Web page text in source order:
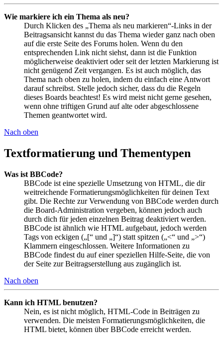
Wie markiere ich ein Thema als neu?
Durch Klicken des „Thema als neu markieren“-Links in der
Beitragsansicht kannst du das Thema wieder ganz nach oben
auf die erste Seite des Forums holen. Wenn du den
entsprechenden Link nicht siehst, dann ist die Funktion
möglicherweise deaktiviert oder seit der letzten Markierung ist
nicht genügend Zeit vergangen. Es ist auch möglich, das
Thema nach oben zu holen, indem du einfach eine Antwort
darauf schreibst. Stelle jedoch sicher, dass du die Regeln
dieses Boards beachtest! Es wird meist nicht gerne gesehen,
wenn ohne triftigen Grund auf alte oder abgeschlossene
Themen geantwortet wird.
Nach oben
Textformatierung und Thementypen
Was ist BBCode?
BBCode ist eine spezielle Umsetzung von HTML, die dir
weitreichende Formatierungsmöglichkeiten für deinen Text
gibt. Die Rechte zur Verwendung von BBCode werden durch
die Board-Administration vergeben, können jedoch auch
durch dich für jeden einzelnen Beitrag deaktiviert werden.
BBCode ist ähnlich wie HTML aufgebaut, jedoch werden
Tags von eckigen („[“ und „]“) statt spitzen („<“ und „>“)
Klammern eingeschlossen. Weitere Informationen zu
BBCode findest du auf einer speziellen Hilfe-Seite, die von
der Seite zur Beitragserstellung aus zugänglich ist.
Nach oben
Kann ich HTML benutzen?
Nein, es ist nicht möglich, HTML-Code in Beiträgen zu
verwenden. Die meisten Formatierungsmöglichkeiten, die
HTML bietet, können über BBCode erreicht werden.